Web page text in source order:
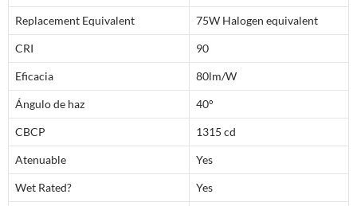
Replacement Equivalent 75W Halogen equivalent
CRI 90
Eficacia 80lm/W
Ángulo de haz 40°
CBCP 1315 cd
Atenuable Yes
Wet Rated? Yes